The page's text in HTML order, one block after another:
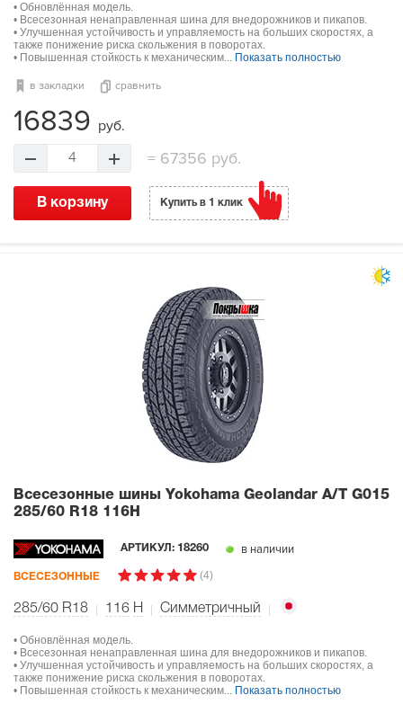
• Обновлённая модель.
• Всесезонная ненаправленная шина для внедорожников и пикапов.
• Улучшенная устойчивость и управляемость на больших скоростях, а
также понижение риска скольжения в поворотах.
• Повышенная стойкость к механическим... Показать полностью
в закладки сравнить
16839 руб.
4 =67356 руб.
В корзину Купить в 1 клик
Всесезонные шины Yokohama Geolandar A/T G015
285/60 R18 116H
АРТИКУЛ: 18260 в наличии
ВСЕСЕЗОННЫЕ (4)
285/60 R18 116 H Симметричный
• Обновлённая модель.
• Всесезонная ненаправленная шина для внедорожников и пикапов.
• Улучшенная устойчивость и управляемость на больших скоростях, а
также понижение риска скольжения в поворотах.
• Повышенная стойкость к механическим... Показать полностью